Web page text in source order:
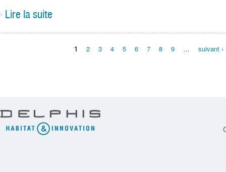
Lire la suite
1 2 3 4 5 6 7 8 9 … suivant ›